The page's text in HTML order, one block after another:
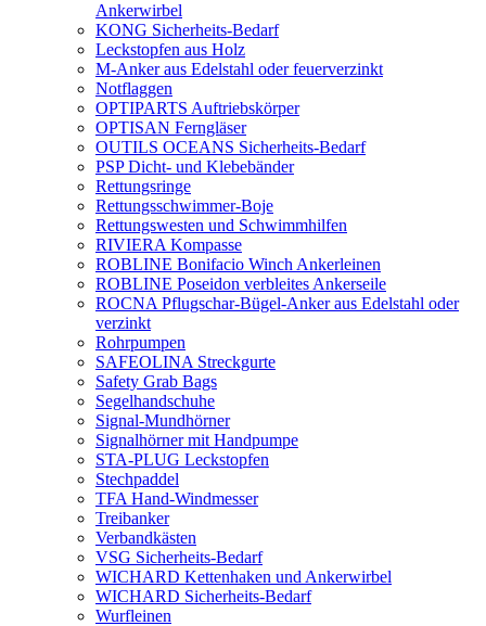
Ankerwirbel
KONG Sicherheits-Bedarf
Leckstopfen aus Holz
M-Anker aus Edelstahl oder feuerverzinkt
Notflaggen
OPTIPARTS Auftriebskörper
OPTISAN Ferngläser
OUTILS OCEANS Sicherheits-Bedarf
PSP Dicht- und Klebebänder
Rettungsringe
Rettungsschwimmer-Boje
Rettungswesten und Schwimmhilfen
RIVIERA Kompasse
ROBLINE Bonifacio Winch Ankerleinen
ROBLINE Poseidon verbleites Ankerseile
ROCNA Pflugschar-Bügel-Anker aus Edelstahl oder
verzinkt
Rohrpumpen
SAFEOLINA Streckgurte
Safety Grab Bags
Segelhandschuhe
Signal-Mundhörner
Signalhörner mit Handpumpe
STA-PLUG Leckstopfen
Stechpaddel
TFA Hand-Windmesser
Treibanker
Verbandkästen
VSG Sicherheits-Bedarf
WICHARD Kettenhaken und Ankerwirbel
WICHARD Sicherheits-Bedarf
Wurfleinen